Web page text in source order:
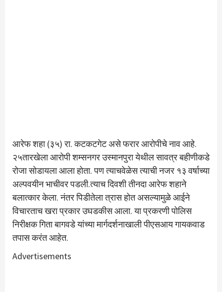
आरेफ शहा (३५) रा. कटकटगेट असे फरार आरोपीचे नाव आहे.
२५तारखेला आरोपी शम्सनगर उस्मानपुरा येथील सावत्र बहीणीकडे
रोजा सोडायला आला होता. पण त्याचवेळेस त्याची नजर १३ वर्षाच्या
अल्पवयीन भाचीवर पडली.त्याच दिवशी तीनदा आरेफ शहाने
बलात्कार केला. नंतर पिडीतेला त्रास होत असल्यामुळे आईने
विचारताच खरा प्रकार उघडकीस आला. या प्रकरणी पोलिस
निरीक्षक गिता बागवडे यांच्या मार्गदर्शनाखाली पीएसआय गायकवाड
तपास करंत आहेत.
Advertisements